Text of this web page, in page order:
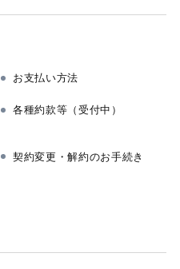
お支払い方法
各種約款等（受付中）
契約変更・解約のお手続き